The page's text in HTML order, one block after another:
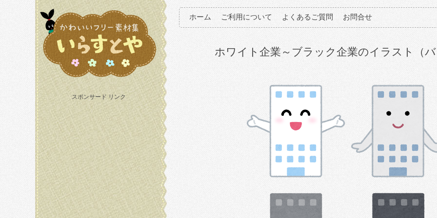
スポンサード リンク
ホーム ご利用について よくあるご質問 お問合せ
ホワイト企業～ブラック企業のイラスト（